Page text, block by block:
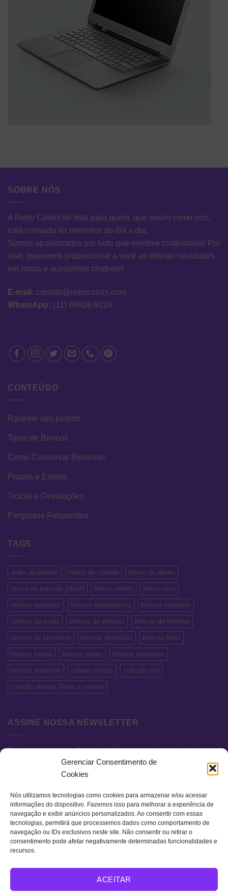
Gerenciar Consentimento de
Cookies
Nós utilizamos tecnologias como cookies para armazenar e/ou acessar
informações do dispositivo. Fazemos isso para melhorar a experiência de
navegação e exibir anúncios personalizados. Ao consentir com essas
tecnologias, permitirá que processemos dados como comportamento de
navegação ou IDs exclusivos neste site. Não consentir ou retirar o
consentimento pode afetar negativamente determinadas funcionalidades e
recursos.
ACEITAR
SOBRE NÓS
A Retro Colors foi feita para quem, que assim como nós,
está cansado da mesmice do dia a dia.
Somos apaixonados por tudo que envolve criatividade! Por
isso, queremos proporcionar a você as últimas novidades
em moda e acessórios criativos!
E-mail: contato@retrocolors.com
WhatsApp: (11) 99926-9119
CONTEÚDO
Rastreie seu pedido
Tipos de Brincos
Como Conservar Bijuterias
Prazos e Envios
Trocas e Devoluções
Perguntas Frequentes
TAGS
anéis ajustáveis brinco de comida brinco de doces
brinco de pressão infantil brinco infantil brinco rosa
brincos aesthetic brincos antialérgicos brincos coloridos
brincos da moda brincos de animais brincos de bebidas
brincos de bichinhos brincos divertidos brincos fofos
brincos kawaii brincos legais brincos pequenos
brincos pokemon colares longos coleção arte
coleção plantas flores e insetos
ASSINE NOSSA NEWSLETTER
Cadastre seu e-mail abaixo e fique por dentro de todas as
novidades e promoções exclusivas.
Visa MasterCard